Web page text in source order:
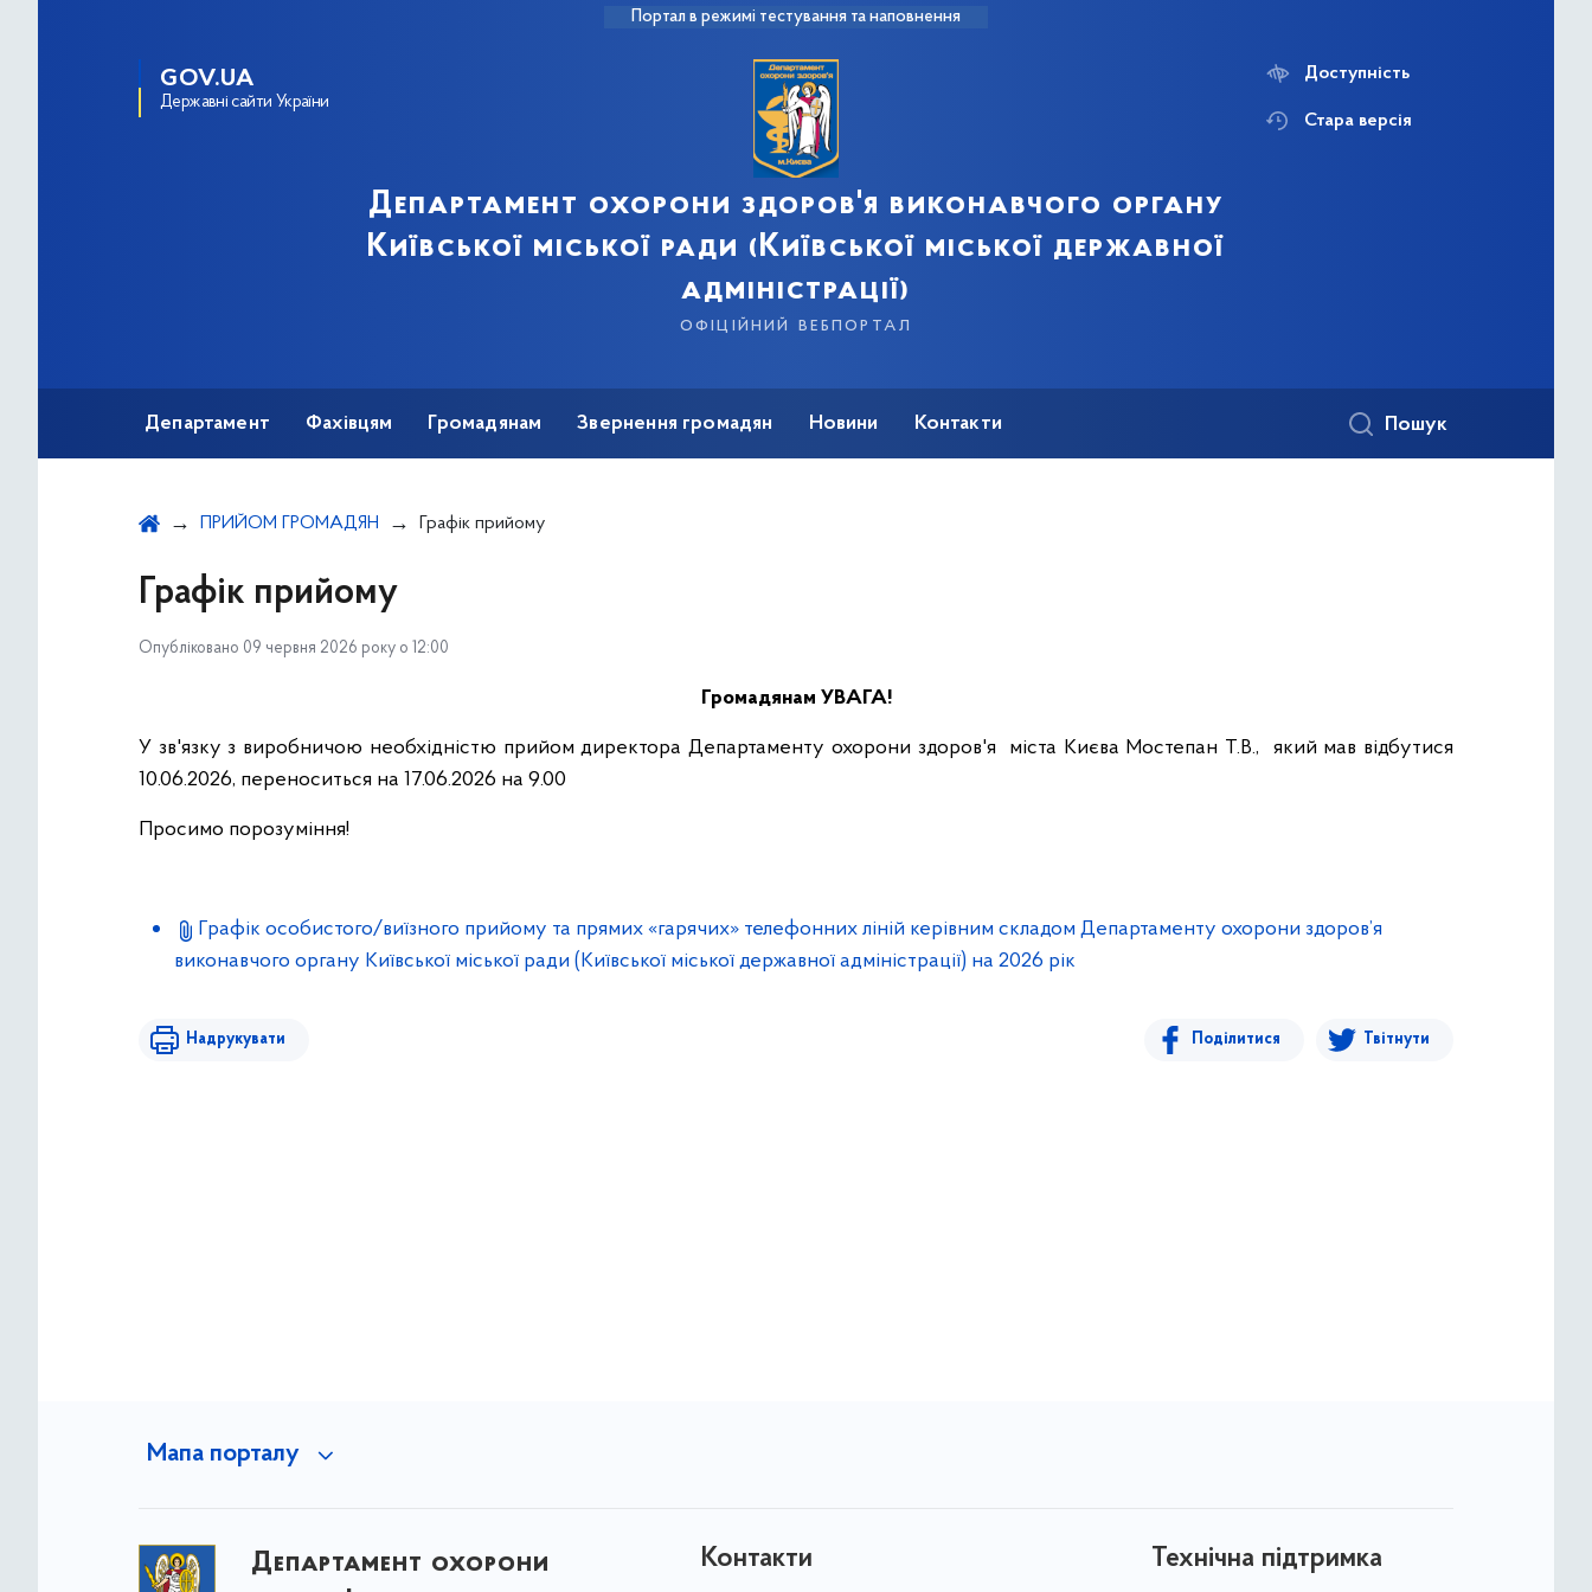
Портал в режимі тестування та наповнення
GOV.UA
Державні сайти України
Департамент охорони здоров'я виконавчого органу
Київської міської ради (Київської міської державної
адміністрації)
офіційний вебпортал
Доступність
Стара версія
Департамент Фахівцям Громадянам Звернення громадян Новини Контакти Пошук
ПРИЙОМ ГРОМАДЯН Графік прийому
Графік прийому
Опубліковано 09 червня 2026 року о 12:00
Громадянам УВАГА!
У зв'язку з виробничою необхідністю прийом директора Департаменту охорони здоров'я міста Києва Мостепан Т.В., який мав відбутися
10.06.2026, переноситься на 17.06.2026 на 9.00
Просимо порозуміння!
Графік особистого/виїзного прийому та прямих «гарячих» телефонних ліній керівним складом Департаменту охорони здоров’я
виконавчого органу Київської міської ради (Київської міської державної адміністрації) на 2026 рік
Надрукувати Поділитися Твітнути
Мапа порталу
Департамент охорони
Контакти Технічна підтримка